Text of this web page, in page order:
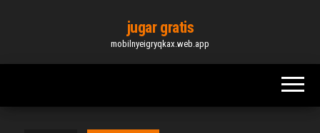
content
jugar gratis
mobilnyeigryqkax.web.app